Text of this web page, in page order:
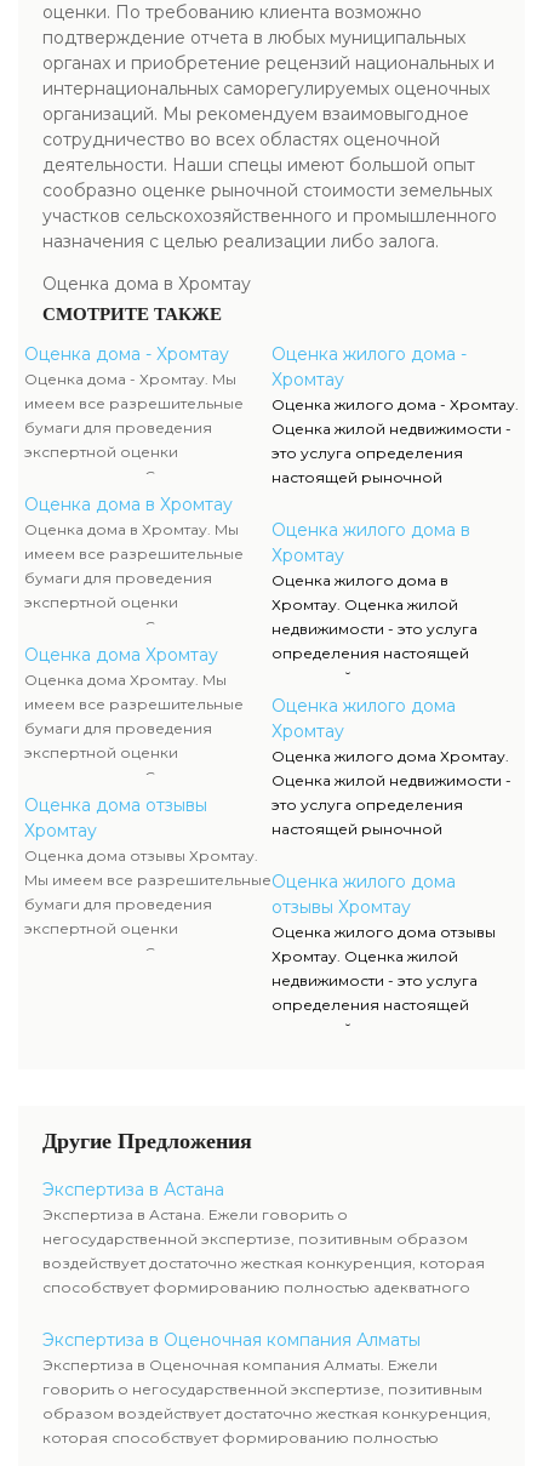
оценки. По требованию клиента возможно
подтверждение отчета в любых муниципальных
органах и приобретение рецензий национальных и
интернациональных саморегулируемых оценочных
организаций. Мы рекомендуем взаимовыгодное
сотрудничество во всех областях оценочной
деятельности. Наши спецы имеют большой опыт
сообразно оценке рыночной стоимости земельных
участков сельскохозяйственного и промышленного
назначения с целью реализации либо залога.
Оценка дома в Хромтау
СМОТРИТЕ ТАКЖЕ
Оценка дома - Хромтау
Оценка дома - Хромтау. Мы
имеем все разрешительные
бумаги для проведения
экспертной оценки
недвижимости. Список данных
документов, их отображение и
сканы можно отыскать в
разделе нашего сайта.
Оценка дома в Хромтау
Оценка дома в Хромтау. Мы
имеем все разрешительные
бумаги для проведения
экспертной оценки
недвижимости. Список данных
документов, их отображение и
сканы можно отыскать в
разделе нашего сайта.
Оценка дома Хромтау
Оценка дома Хромтау. Мы
имеем все разрешительные
бумаги для проведения
экспертной оценки
недвижимости. Список данных
документов, их отображение и
сканы можно отыскать в
разделе нашего сайта.
Оценка дома отзывы
Хромтау
Оценка дома отзывы Хромтау.
Мы имеем все разрешительные
бумаги для проведения
экспертной оценки
недвижимости. Список данных
Оценка жилого дома -
Хромтау
Оценка жилого дома - Хромтау.
Оценка жилой недвижимости -
это услуга определения
настоящей рыночной
многоэтажных домов и иной
недвижимой собственности.
Оценка жилого дома в
Хромтау
Оценка жилого дома в
Хромтау. Оценка жилой
недвижимости - это услуга
определения настоящей
рыночной стоимости квартир,
многоэтажных домов и иной
недвижимой собственности.
Оценка жилого дома
Хромтау
Оценка жилого дома Хромтау.
Оценка жилой недвижимости -
это услуга определения
настоящей рыночной
многоэтажных домов и иной
недвижимой собственности.
Оценка жилого дома
отзывы Хромтау
Оценка жилого дома отзывы
Хромтау. Оценка жилой
недвижимости - это услуга
определения настоящей
рыночной стоимости квартир,
Другие Предложения
Экспертиза в Астана
Экспертиза в Астана. Ежели говорить о
негосударственной экспертизе, позитивным образом
воздействует достаточно жесткая конкуренция, которая
способствует формированию полностью адекватного
Экспертиза в Оценочная компания Алматы
Экспертиза в Оценочная компания Алматы. Ежели
говорить о негосударственной экспертизе, позитивным
образом воздействует достаточно жесткая конкуренция,
которая способствует формированию полностью